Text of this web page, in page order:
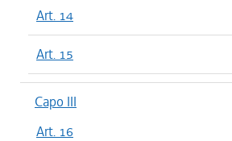
Art. 14
Art. 15
Capo III
Art. 16